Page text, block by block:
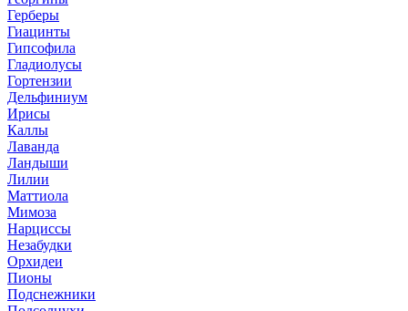
Герберы
Гиацинты
Гипсофила
Гладиолусы
Гортензии
Дельфиниум
Ирисы
Каллы
Лаванда
Ландыши
Лилии
Маттиола
Мимоза
Нарциссы
Незабудки
Орхидеи
Пионы
Подснежники